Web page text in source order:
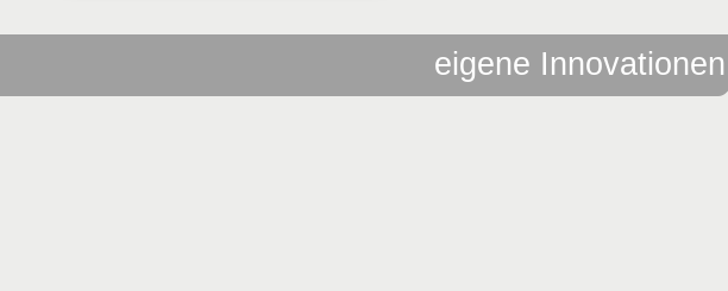
eigene Innovationen